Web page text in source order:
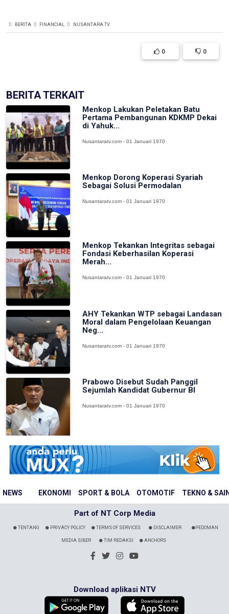
NEWS EKONOMI SPORT & BOLA OTOMOTIF TEKNO &
BERITA FINANCIAL NUSANTARA TV
0 0
BERITA TERKAIT
Menkop Lakukan Peletakan Batu
Pertama Pembangunan KDKMP Dekai
di Yahuk...
Nusantaratv.com - 01 Januari 1970
Menkop Dorong Koperasi Syariah
Sebagai Solusi Permodalan
Nusantaratv.com - 01 Januari 1970
Menkop Tekankan Integritas sebagai
Fondasi Keberhasilan Koperasi
Merah...
Nusantaratv.com - 01 Januari 1970
AHY Tekankan WTP sebagai Landasan
Moral dalam Pengelolaan Keuangan
Neg...
Nusantaratv.com - 01 Januari 1970
Prabowo Disebut Sudah Panggil
Sejumlah Kandidat Gubernur BI
Nusantaratv.com - 01 Januari 1970
Part of NT Corp Media
TENTANG PRIVACY POLICY TERMS OF SERVICES DISCLAIMER PEDOMAN
MEDIA SIBER TIM REDAKSI ANCHORS
Download aplikasi NTV